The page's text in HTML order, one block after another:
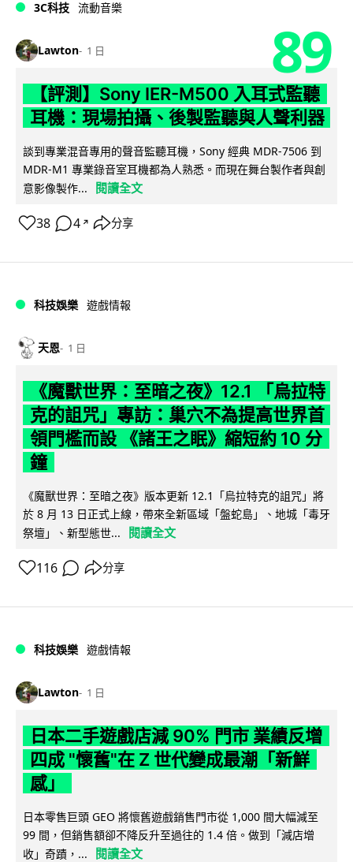
3C科技 流動音樂
Lawton 1 日 89
【評測】Sony IER-M500 入耳式監聽
耳機：現場拍攝、後製監聽與人聲利器
談到專業混音專用的聲音監聽耳機，Sony 經典 MDR-7506 到
MDR-M1 專業錄音室耳機都為人熟悉。而現在舞台製作者與創
意影像製作...
閱讀全文
38 4 ↗ 分享
科技娛樂 遊戲情報
天恩 1 日
《魔獸世界：至暗之夜》12.1 「烏拉特
克的詛咒」專訪：巢穴不為提高世界首
領門檻而設 《諸王之眠》縮短約 10 分
鐘
《魔獸世界：至暗之夜》版本更新 12.1「烏拉特克的詛咒」將
於 8 月 13 日正式上線，帶來全新區域「盤蛇島」、地城「毒牙
祭壇」、新型態世...
閱讀全文
116 分享
科技娛樂 遊戲情報
Lawton 1 日
日本二手遊戲店減 90% 門市 業績反增
四成 "懷舊"在 Z 世代變成最潮「新鮮
感」
日本零售巨頭 GEO 將懷舊遊戲銷售門市從 1,000 間大幅減至
99 間，但銷售額卻不降反升至過往的 1.4 倍。做到「減店增
收」奇蹟，...
閱讀全文